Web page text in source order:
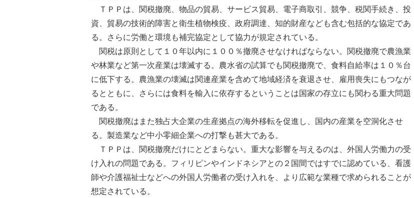
ＴＰＰは、関税撤廃、物品の貿易、サービス貿易、電子商取引、競争、税関手続き、投
資、貿易の技術的障害と衛生植物検疫、政府調達、知的財産なども含む包括的な協定であ
る。さらに労働と環境も補完協定として協力が規定されている。
関税は原則として１０年以内に１００％撤廃させなければならない。関税撤廃で農漁業
や林業など第一次産業は壊滅する。農水省の試算でも関税撤廃で、食料自給率は１０％台
に低下する。農漁業の壊滅は関連産業を含めて地域経済を衰退させ、雇用喪失にもつなが
るとともに、さらには食料を輸入に依存するということは国家の存立にも関わる重大問題
である。
関税撤廃はまた独占大企業の生産拠点の海外移転を促進し、国内の産業を空洞化させ
る。製造業など中小零細企業への打撃も甚大である。
ＴＰＰは、関税撤廃だけにとどまらない。重大な影響を与えるのは、外国人労働力の受
け入れの問題である。フィリピンやインドネシアとの２国間ではすでに認めている、看護
師や介護福祉士などへの外国人労働者の受け入れを、より広範な業種で求められることが
想定されている。